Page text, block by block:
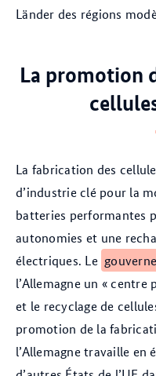
Länder des régions
La promotion
La fabrication des
d’industrie clé pour la
batteries performantes
autonomies et une
électriques. Le
l’Allemagne un «
et le recyclage de
promotion de la
l’Allemagne travaille